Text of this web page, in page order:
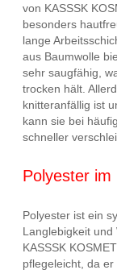
von KASSSK
besonders
lange
aus Baumwolle
sehr saugfähig,
trocken hält.
knitteranfällig ist
kann sie bei
schneller
Polyester im
Polyester ist ein
Langlebigkeit und
KASSSK
pflegeleicht, da